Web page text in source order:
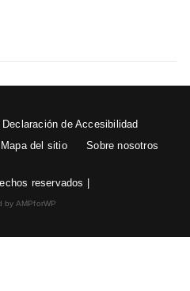
Declaración de Accesibilidad
Mapa del sitio Sobre nosotros
reservados |
by AMPforWP